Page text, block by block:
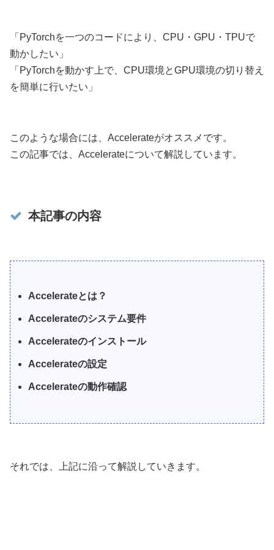
「PyTorchを一つのコードにより、CPU・GPU・TPUで
動かしたい」
「PyTorchを動かす上で、CPU環境とGPU環境の切り替え
を簡単に行いたい」
このような場合には、Accelerateがオススメです。
この記事では、Accelerateについて解説しています。
本記事の内容
Accelerateとは？
Accelerateのシステム要件
Accelerateのインストール
Accelerateの設定
Accelerateの動作確認
それでは、上記に沿って解説していきます。